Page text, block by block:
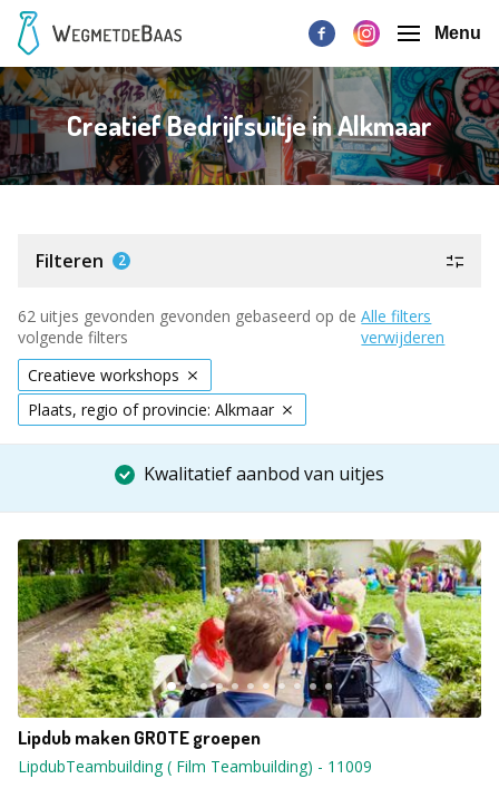
Menu
Creatief Bedrijfsuitje in Alkmaar
Filteren 2
62 uitjes gevonden gevonden gebaseerd op de
volgende filters
Alle filters
verwijderen
Creatieve workshops
Plaats, regio of provincie: Alkmaar
Kwalitatief aanbod van uitjes
Lipdub maken GROTE groepen
LipdubTeambuilding ( Film Teambuilding) - 11009